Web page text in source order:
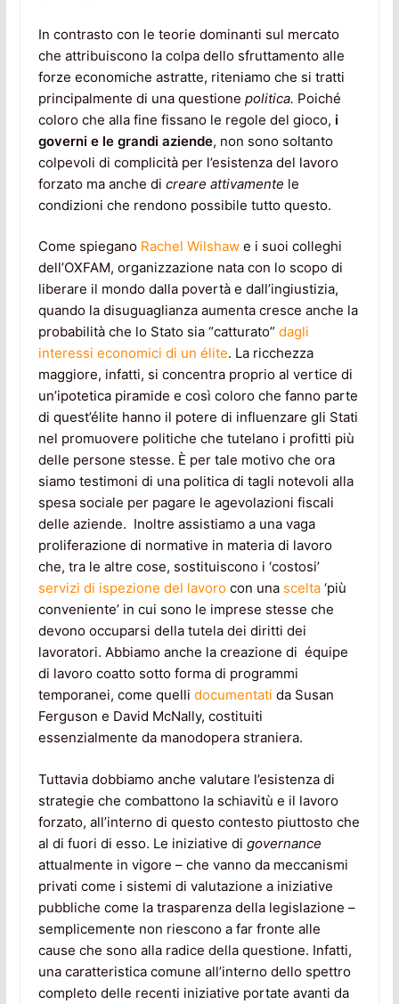
In contrasto con le teorie dominanti sul mercato
che attribuiscono la colpa dello sfruttamento alle
forze economiche astratte, riteniamo che si tratti
principalmente di una questione politica. Poiché
coloro che alla fine fissano le regole del gioco, i
governi e le grandi aziende, non sono soltanto
colpevoli di complicità per l’esistenza del lavoro
forzato ma anche di creare attivamente le
condizioni che rendono possibile tutto questo.
Come spiegano Rachel Wilshawe i suoi colleghi
dell’OXFAM, organizzazione nata con lo scopo di
liberare il mondo dalla povertà e dall’ingiustizia,
quando la disuguaglianza aumenta cresce anche la
probabilità che lo Stato sia “catturato” dagli
interessi economici di un élite. La ricchezza
maggiore, infatti, si concentra proprio al vertice di
un’ipotetica piramide e così coloro che fanno parte
di quest’élite hanno il potere di influenzare gli Stati
nel promuovere politiche che tutelano i profitti più
delle persone stesse. È per tale motivo che ora
siamo testimoni di una politica di tagli notevoli alla
spesa sociale per pagare le agevolazioni fiscali
delle aziende. Inoltre assistiamo a una vaga
proliferazione di normative in materia di lavoro
che, tra le altre cose, sostituiscono i ‘costosi’
servizi di ispezione del lavorocon una scelta‘più
conveniente’ in cui sono le imprese stesse che
devono occuparsi della tutela dei diritti dei
lavoratori. Abbiamo anche la creazione di équipe
di lavoro coatto sotto forma di programmi
temporanei, come quelli documentati da Susan
Ferguson e David McNally, costituiti
essenzialmente da manodopera straniera.
Tuttavia dobbiamo anche valutare l’esistenza di
strategie che combattono la schiavitù e il lavoro
forzato, all’interno di questo contesto piuttosto che
al di fuori di esso. Le iniziative di governance
attualmente in vigore – che vanno da meccanismi
privati come i sistemi di valutazione a iniziative
pubbliche come la trasparenza della legislazione –
semplicemente non riescono a far fronte alle
cause che sono alla radice della questione. Infatti,
una caratteristica comune all’interno dello spettro
completo delle recenti iniziative portate avanti da